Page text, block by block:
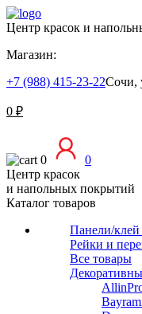
Центр красок и
Магазин:
+7 (988) 415-23-22Сочи,
0 ₽
0
0
Центр красок
и напольных покрытий
Каталог товаров
Панели/клей
Рейки и
Все товары